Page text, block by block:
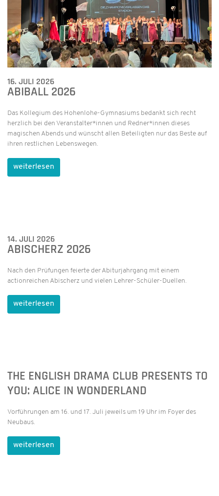
16. JULI 2026
ABIBALL 2026
Das Kollegium des Hohenlohe-Gymnasiums bedankt sich recht
herzlich bei den Veranstalter*innen und Redner*innen dieses
magischen Abends und wünscht allen Beteiligten nur das Beste auf
ihren restlichen Lebenswegen.
weiterlesen
14. JULI 2026
ABISCHERZ 2026
Nach den Prüfungen feierte der Abiturjahrgang mit einem
actionreichen Abischerz und vielen Lehrer-Schüler-Duellen.
weiterlesen
THE ENGLISH DRAMA CLUB PRESENTS TO
YOU: ALICE IN WONDERLAND
Vorführungen am 16. und 17. Juli jeweils um 19 Uhr im Foyer des
Neubaus.
weiterlesen